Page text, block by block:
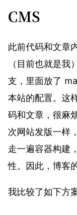
CMS
此前代码和文章
（目前也就是
支，里面放了
本站的配置。这
码和文章，很麻
次网站发版一样
走一遍容器构建
性。因此，博客
我比较了如下方